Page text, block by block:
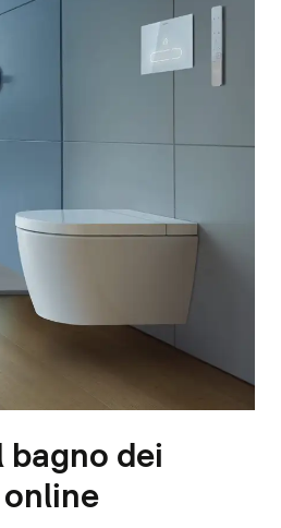
bagno dei